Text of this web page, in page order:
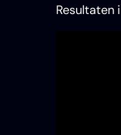
Resultaten